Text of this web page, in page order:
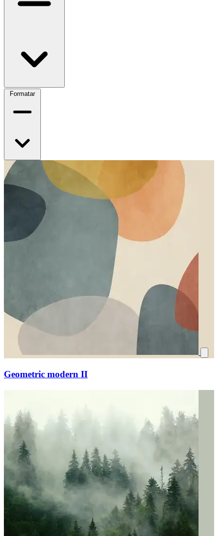
Formatar
Geometric modern II